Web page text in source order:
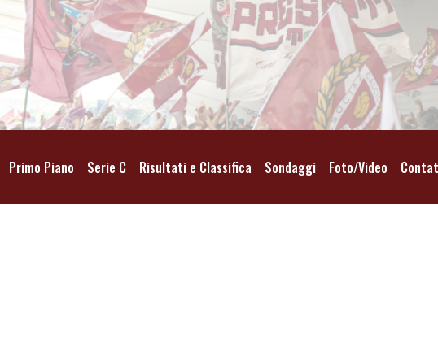
Primo Piano Serie C Risultati e Classifica Sondaggi Foto/Video